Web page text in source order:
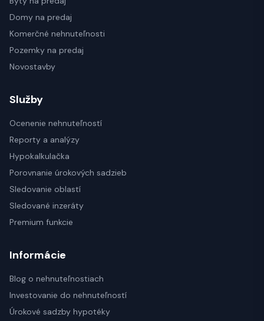
Domy na predaj
Komerčné nehnuteľnosti
Pozemky na predaj
Novostavby
Služby
Ocenenie nehnuteľností
Reporty a analýzy
Hypokalkulačka
Porovnanie úrokových sadzieb
Sledovanie oblastí
Sledované inzeráty
Premium funkcie
Informácie
Blog o nehnuteľnostiach
Investovanie do nehnuteľností
Úrokové sadzby hypotéky